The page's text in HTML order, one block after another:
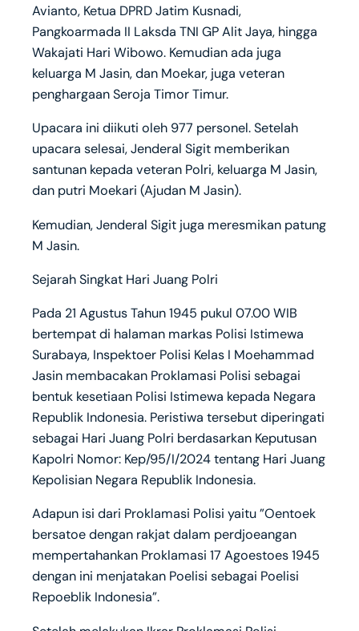
Avianto, Ketua DPRD Jatim Kusnadi,
Pangkoarmada II Laksda TNI GP Alit Jaya, hingga
Wakajati Hari Wibowo. Kemudian ada juga
keluarga M Jasin, dan Moekar, juga veteran
penghargaan Seroja Timor Timur.
Upacara ini diikuti oleh 977 personel. Setelah
upacara selesai, Jenderal Sigit memberikan
santunan kepada veteran Polri, keluarga M Jasin,
dan putri Moekari (Ajudan M Jasin).
Kemudian, Jenderal Sigit juga meresmikan patung
M Jasin.
Sejarah Singkat Hari Juang Polri
Pada 21 Agustus Tahun 1945 pukul 07.00 WIB
bertempat di halaman markas Polisi Istimewa
Surabaya, Inspektoer Polisi Kelas I Moehammad
Jasin membacakan Proklamasi Polisi sebagai
bentuk kesetiaan Polisi Istimewa kepada Negara
Republik Indonesia. Peristiwa tersebut diperingati
sebagai Hari Juang Polri berdasarkan Keputusan
Kapolri Nomor: Kep/95/I/2024 tentang Hari Juang
Kepolisian Negara Republik Indonesia.
Adapun isi dari Proklamasi Polisi yaitu ”Oentoek
bersatoe dengan rakjat dalam perdjoeangan
mempertahankan Proklamasi 17 Agoestoes 1945
dengan ini menjatakan Poelisi sebagai Poelisi
Repoeblik Indonesia”.